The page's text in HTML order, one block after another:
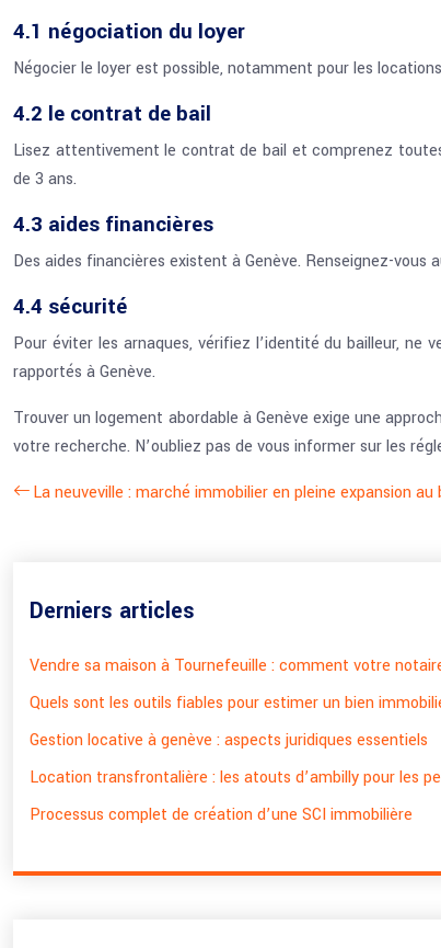
4.1 négociation du loyer
Négocier le loyer est possible, notamment pour les
4.2 le contrat de bail
Lisez attentivement le contrat de bail et comprenez
de 3 ans.
4.3 aides financières
Des aides financières existent à Genève. Renseignez-
4.4 sécurité
Pour éviter les arnaques, vérifiez l’identité du bailleur,
rapportés à Genève.
Trouver un logement abordable à Genève exige une
votre recherche. N’oubliez pas de vous informer sur les
La neuveville : marché immobilier en pleine expansion au
Derniers articles
Vendre sa maison à Tournefeuille : comment votre
Quels sont les outils fiables pour estimer un bien
Gestion locative à genève : aspects juridiques essentiels
Location transfrontalière : les atouts d’ambilly pour les
Processus complet de création d’une SCI immobilière